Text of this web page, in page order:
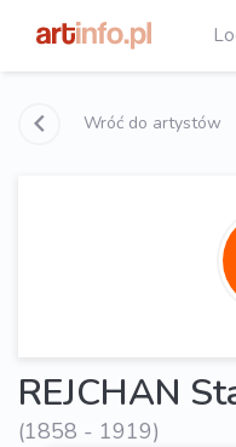
Wróć do artystów
REJCHAN
(1858 - 1919)